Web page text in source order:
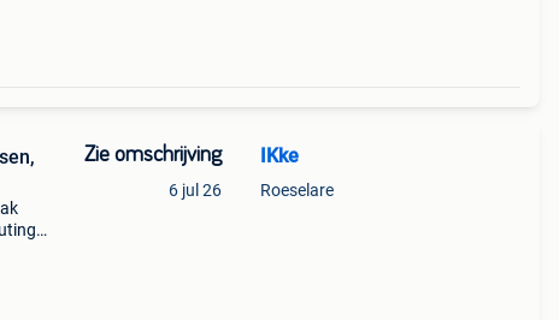
Zie omschrijving
6 jul 26
IKke
Roeselare